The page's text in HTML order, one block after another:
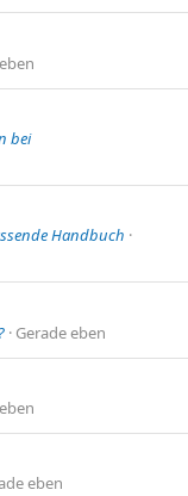
bei
Handbuch
Gerade eben
eben